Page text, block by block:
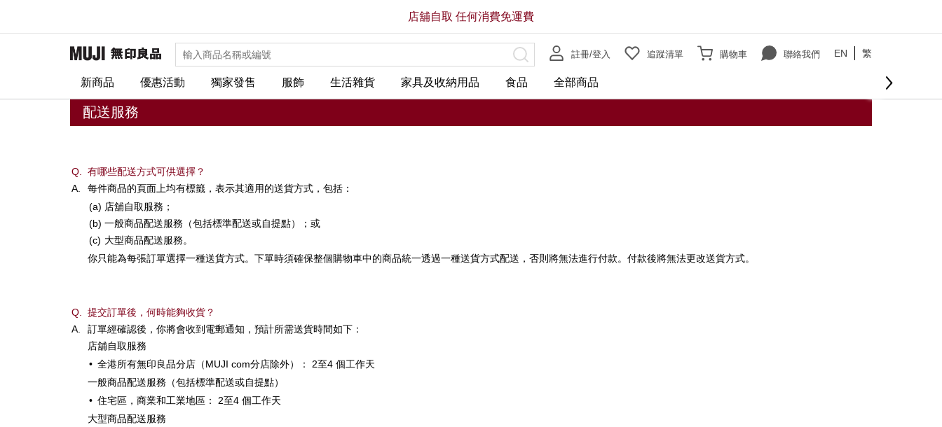
註冊/登入 追蹤清單 購物車 聯絡我們 EN 繁
新商品 優惠活動 獨家發售 服飾 生活雜貨 家具及收納用品 食品 全部商品
店舖自取 任何消費免運費
配送服務
Q.
有哪些配送方式可供選擇？
A.
每件商品的頁面上均有標籤，表示其適用的送貨方式，包括：
(a) 店舖自取服務；
(b) 一般商品配送服務（包括標準配送或自提點）；或
(c) 大型商品配送服務。
你只能為每張訂單選擇一種送貨方式。下單時須確保整個購物車中的商品統一透過一種送貨方式配送，否則將無法進行付款。付款後將無法更改送貨方式。
Q.
提交訂單後，何時能夠收貨？
A.
訂單經確認後，你將會收到電郵通知，預計所需送貨時間如下：
店舖自取服務
• 全港所有無印良品分店（MUJI com分店除外）： 2至4 個工作天
一般商品配送服務（包括標準配送或自提點）
• 住宅區，商業和工業地區： 2至4 個工作天
大型商品配送服務